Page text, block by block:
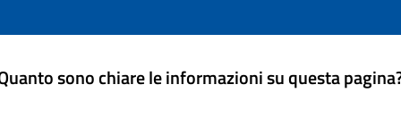
sono chiare le informazioni su questa